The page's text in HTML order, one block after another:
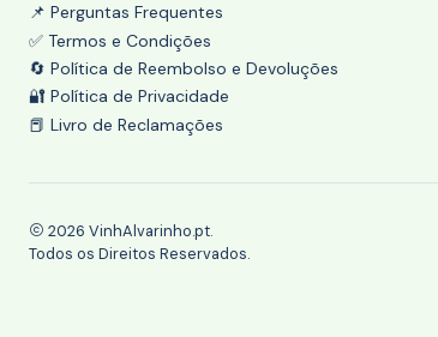
📌 Perguntas Frequentes
✅ Termos e Condições
🔄 Política de Reembolso e Devoluções
🔐 Política de Privacidade
📕 Livro de Reclamações
2026 VinhAlvarinho.pt.
Todos os Direitos Reservados.